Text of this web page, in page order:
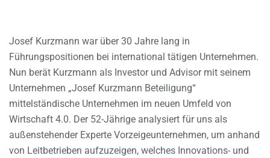
Josef Kurzmann war über 30 Jahre lang in
Führungspositionen bei international tätigen Unternehmen.
Nun berät Kurzmann als Investor und Advisor mit seinem
Unternehmen „Josef Kurzmann Beteiligung“
mittelständische Unternehmen im neuen Umfeld von
Wirtschaft 4.0. Der 52-Jährige analysiert für uns als
außenstehender Experte Vorzeigeunternehmen, um anhand
von Leitbetrieben aufzuzeigen, welches Innovations- und